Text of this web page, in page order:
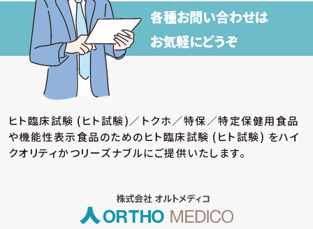
【保有個人データの安全管理のために講じた
措置】
当社では個人情報保護法に基づき、保有個人データ
の安全管理のために、以下の措置を講じています。
(ア) 個人情報保護方針の策定
係法令等の遵守」、「個人情報の取得・利用・提
供」、「個人情報の取得元」、「質問および苦情相
談の窓口」等についての個人情報保護方針を策
取得・入力、利用・加工、保管・保存、移送・送信、
消去・廃棄等の段階ごとに、取扱方法、管理者・
各種お問い合わせは
お気軽にどうぞ
ヒト臨床試験 (ヒト試験)／トクホ／特保／特定保健用食品
や機能性表示食品のためのヒト臨床試験 (ヒト試験) をハイ
クオリティかつリーズナブルにご提供いたします。